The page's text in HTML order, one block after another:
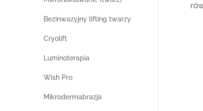
Bezinwazyjny lifting twarzy
Cryolift
Luminoterapia
Wish Pro
Mikrodermabrazja